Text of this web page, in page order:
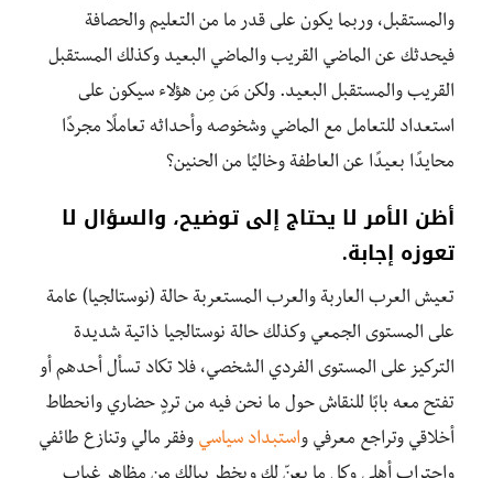
والمستقبل، وربما يكون على قدر ما من التعليم والحصافة
فيحدثك عن الماضي القريب والماضي البعيد وكذلك المستقبل
القريب والمستقبل البعيد. ولكن مَن مِن هؤلاء سيكون على
استعداد للتعامل مع الماضي وشخوصه وأحداثه تعاملًا مجردًا
محايدًا بعيدًا عن العاطفة وخاليًا من الحنين؟
أظن الأمر لا يحتاج إلى توضيح، والسؤال لا
تعوزه إجابة.
تعيش العرب العاربة والعرب المستعربة حالة (نوستالجيا) عامة
على المستوى الجمعي وكذلك حالة نوستالجيا ذاتية شديدة
التركيز على المستوى الفردي الشخصي، فلا تكاد تسأل أحدهم أو
تفتح معه بابًا للنقاش حول ما نحن فيه من تردٍ حضاري وانحطاط
أخلاقي وتراجع معرفي واستبداد سياسي وفقر مالي وتنازع طائفي